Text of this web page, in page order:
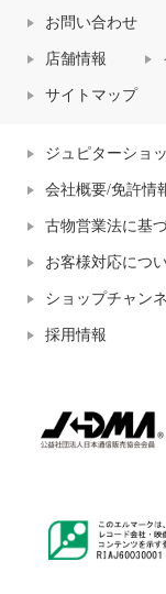
お問い合わせ
店舗情報
サイトマップ
ジュピターショ
会社概要/免許情
古物営業法に基
お客様対応につ
ショップチャン
採用情報